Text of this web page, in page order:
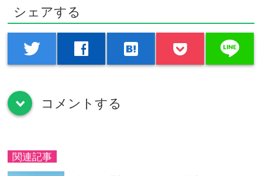
シェアする
twitter facebook hatenabookmark line
down コメントする
関連記事